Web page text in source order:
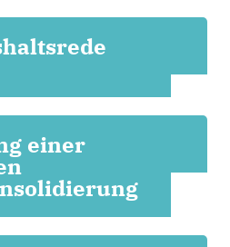
einer